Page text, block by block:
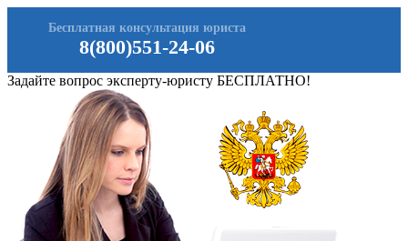
8(800)551-24-06
Бесплатная консультация юриста
Задайте вопрос эксперту-юристу БЕСПЛАТНО!